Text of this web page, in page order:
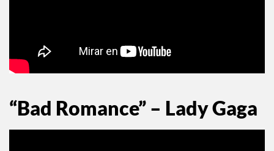
“Bad Romance” – Lady Gaga